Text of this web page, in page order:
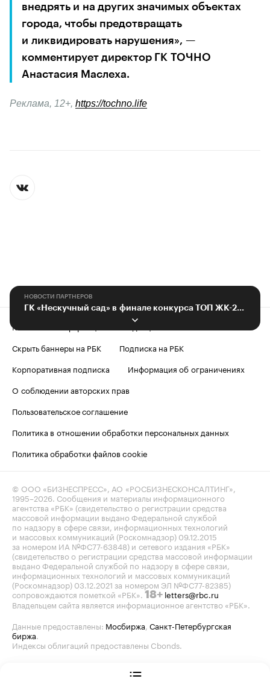
внедрять и на других значимых объектах
города, чтобы предотвращать
и ликвидировать нарушения», —
комментирует директор ГК ТОЧНО
Анастасия Маслеха.
Реклама, 12+, https://tochno.life
НОВОСТИ ПАРТНЕРОВ
ГК «Нескучный сад» в финале конкурса ТОП ЖК-2024
Контактная информация
Редакция
Скрыть баннеры на РБК
Подписка на РБК
Корпоративная подписка
Информация об ограничениях
О соблюдении авторских прав
Пользовательское соглашение
Политика в отношении обработки персональных данных
Политика обработки файлов cookie
© ООО «БИЗНЕСПРЕСС», АО «РОСБИЗНЕСКОНСАЛТИНГ»,
1995–2026 . Сообщения и материалы информационного
агентства «РБК» (свидетельство о регистрации средства
массовой информации выдано Федеральной службой
по надзору в сфере связи, информационных технологий
и массовых коммуникаций (Роскомнадзор) 09.12.2015
за номером ИА №ФС77-63848) и сетевого издания «РБК»
(свидетельство о регистрации средства массовой информации
выдано Федеральной службой по надзору в сфере связи,
информационных технологий и массовых коммуникаций
(Роскомнадзор) 03.12.2021 за номером ЭЛ №ФС77-82385)
сопровождаются пометкой «РБК». 18+ letters@rbc.ru
Владельцем сайта является информационное агентство «РБК».
Данные предоставлены: Мосбиржа Санкт-Петербургская
биржа
Индексы облигаций предоставлены Cbonds.